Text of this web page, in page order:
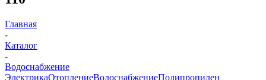
Главная
-
Каталог
-
Водоснабжение
ЭлектрикаОтоплениеВодоснабжениеПолипропилен